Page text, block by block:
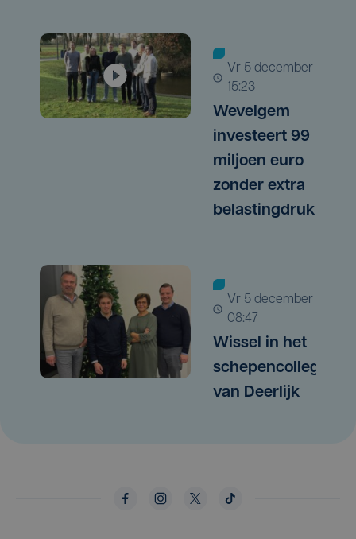
vr 5 december |
15:23
Wevelgem
investeert 99
miljoen euro
zonder extra
belastingdruk
vr 5 december |
08:47
Wissel in het
schepencollege
van Deerlijk